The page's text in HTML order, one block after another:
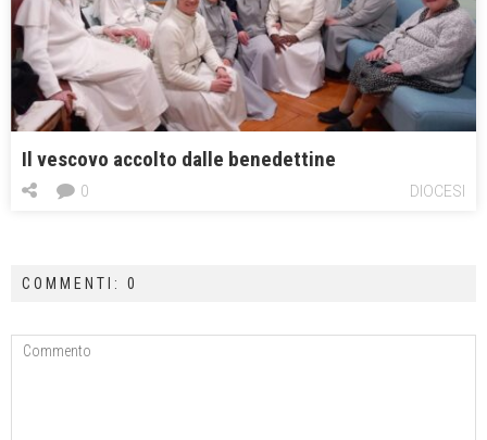
Il vescovo accolto dalle benedettine
DIOCESI
0
COMMENTI: 0